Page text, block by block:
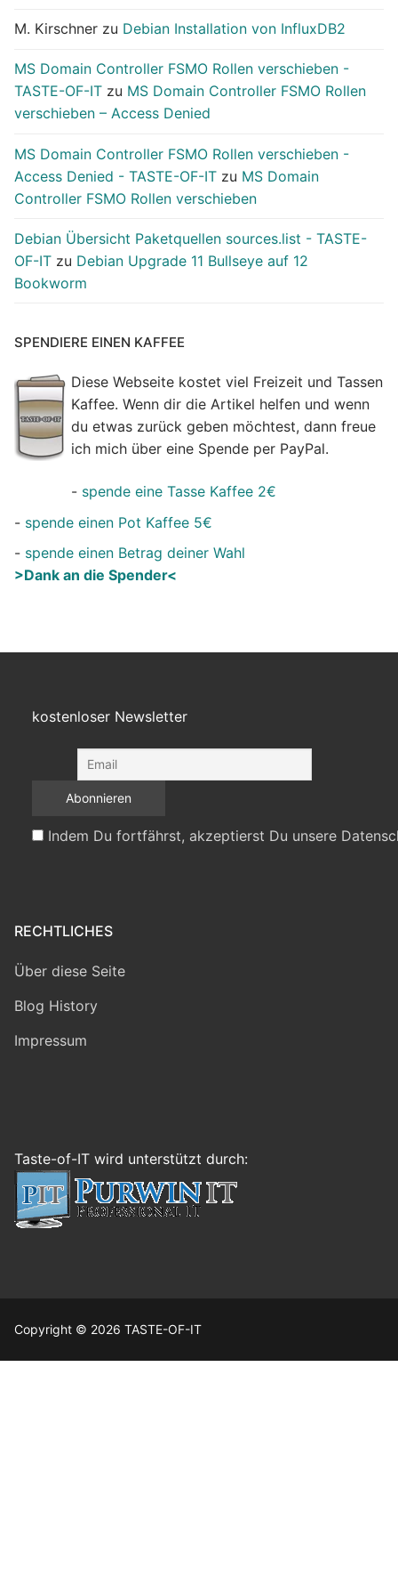
M. Kirschner zu Debian Installation von InfluxDB2
MS Domain Controller FSMO Rollen verschieben -
TASTE-OF-IT zu MS Domain Controller FSMO Rollen
verschieben – Access Denied
MS Domain Controller FSMO Rollen verschieben -
Access Denied - TASTE-OF-IT zu MS Domain
Controller FSMO Rollen verschieben
Debian Übersicht Paketquellen sources.list - TASTE-
OF-IT zu Debian Upgrade 11 Bullseye auf 12
Bookworm
SPENDIERE EINEN KAFFEE
Diese Webseite kostet viel Freizeit und Tassen
Kaffee. Wenn dir die Artikel helfen und wenn
du etwas zurück geben möchtest, dann freue
ich mich über eine Spende per PayPal.
- spende eine Tasse Kaffee 2€
- spende einen Pot Kaffee 5€
- spende einen Betrag deiner Wahl
>Dank an die Spender<
kostenloser Newsletter
Indem Du fortfährst, akzeptierst Du unsere
RECHTLICHES
Über diese Seite
Blog History
Impressum
Taste-of-IT wird unterstützt durch:
Copyright © 2026 TASTE-OF-IT